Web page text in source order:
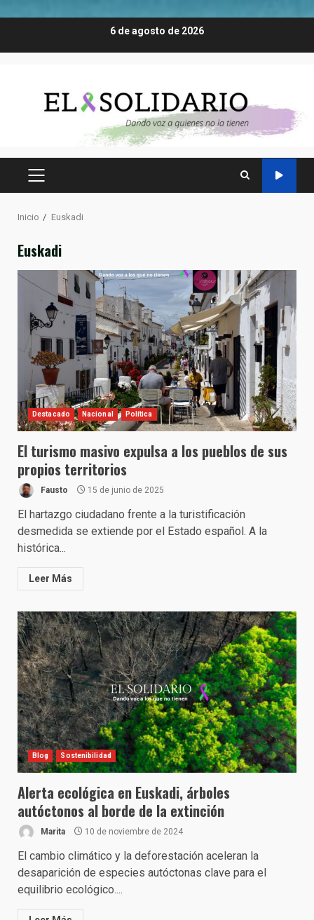
6 de agosto de 2026
MENÚ
Inicio Euskadi
Euskadi
Destacado Nacional Política
El turismo masivo expulsa a los pueblos de sus
propios territorios
Fausto 15 de junio de 2025
El hartazgo ciudadano frente a la turistificación
desmedida se extiende por el Estado español. A la
histórica...
Leer Más
Blog Sostenibilidad
Alerta ecológica en Euskadi, árboles
autóctonos al borde de la extinción
Marita 10 de noviembre de 2024
El cambio climático y la deforestación aceleran la
desaparición de especies autóctonas clave para el
equilibrio ecológico....